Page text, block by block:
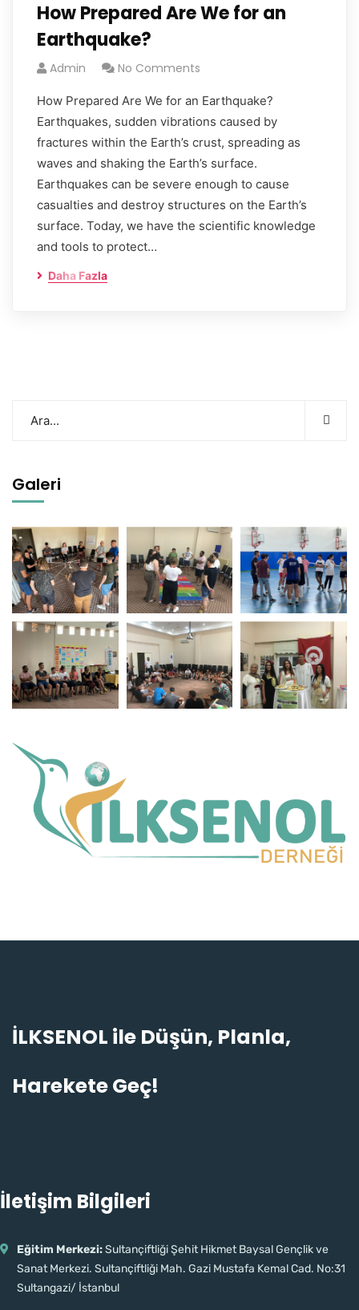
Hamdi · İlk Sen Ol
Çevrimiçi · genelde anında yanıt
How Prepared Are We for an
Earthquake?
Admin No Comments
How Prepared Are We for an Earthquake?
Earthquakes, sudden vibrations caused by
fractures within the Earth’s crust, spreading as
waves and shaking the Earth’s surface.
Earthquakes can be severe enough to cause
casualties and destroy structures on the Earth’s
surface. Today, we have the scientific knowledge
and tools to protect…
Daha Fazla
Galeri
İLKSENOL ile Düşün, Planla,
Harekete Geç!
İletişim Bilgileri
Eğitim Merkezi:Sultançiftliği Şehit Hikmet Baysal Gençlik ve
Sanat Merkezi. Sultançiftliği Mah. Gazi Mustafa Kemal Cad. No:31
Sultangazi/ İstanbul